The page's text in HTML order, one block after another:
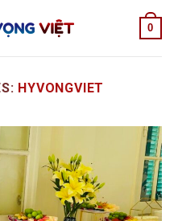
0
HYVONGVIET